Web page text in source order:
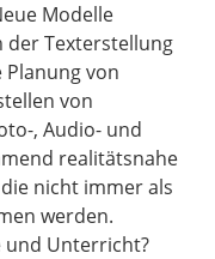
Modelle
der Texterstellung
Planung von
von
, Audio- und
realitätsnahe
nicht immer als
werden.
und Unterricht?